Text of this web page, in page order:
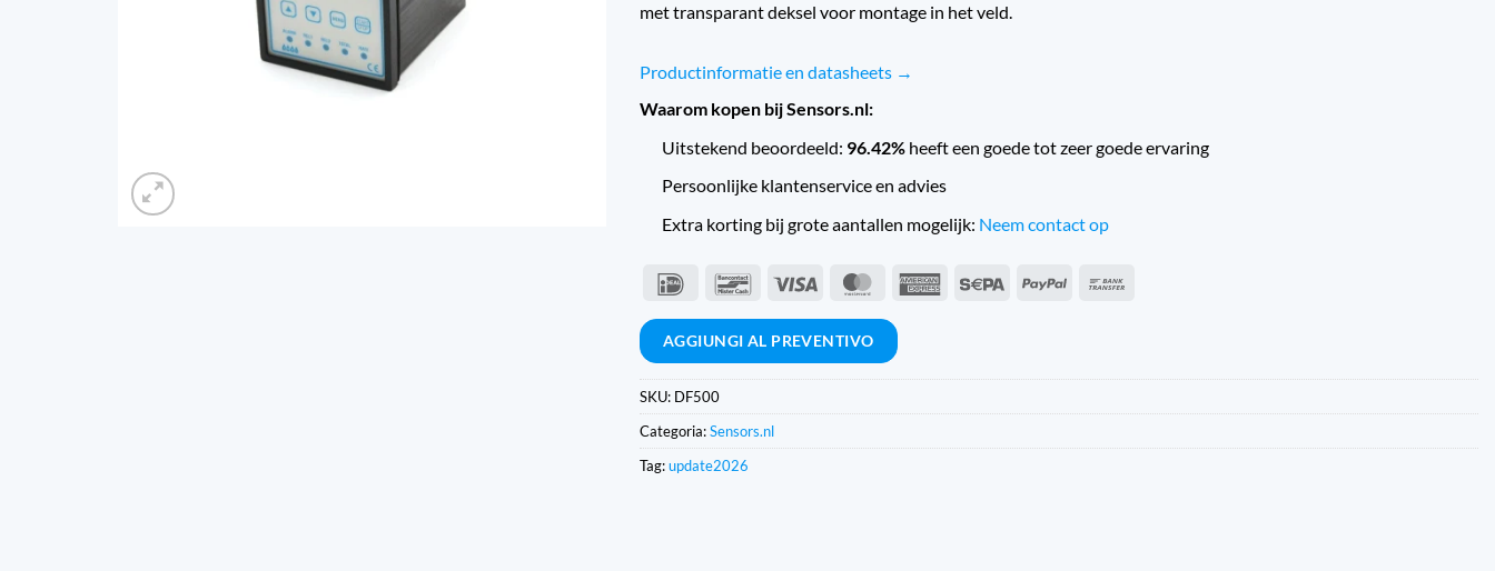
met transparant deksel voor montage in het veld.
Productinformatie en datasheets →
Waarom kopen bij Sensors.nl:
Uitstekend beoordeeld: 96.42% heeft een goede tot zeer goede ervaring
Persoonlijke klantenservice en advies
Extra korting bij grote aantallen mogelijk: Neem contact op
IDeal BancontactVisto MasterCardAmerican Sepa PayPal
AGGIUNGI AL PREVENTIVO
SKU: DF500
Categoria:Sensors.nl
Tag:update2026